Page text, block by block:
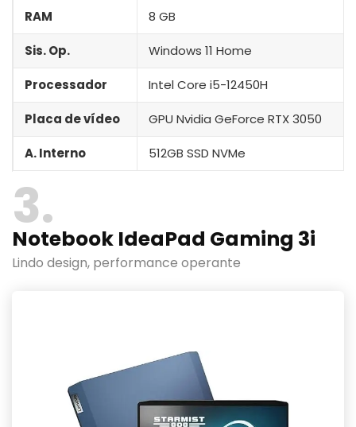
RAM 8 GB
Sis. Op. Windows 11 Home
Processador Intel Core i5-12450H
Placa de vídeo GPU Nvidia GeForce RTX 3050
A. Interno 512GB SSD NVMe
3
Notebook IdeaPad Gaming 3i
Lindo design, performance operante